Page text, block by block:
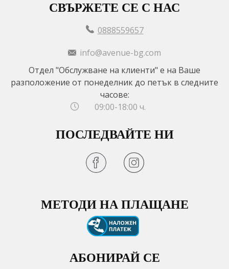
СВЪРЖЕТЕ СЕ С НАС
0888559657
info@avenue-bg.com
Отдел "Обслужване на клиенти" е на Ваше
разположение от понеделник до петък в следните
часове:
09:00-18:00 ч.
ПОСЛЕДВАЙТЕ НИ
МЕТОДИ НА ПЛАЩАНЕ
АБОНИРАЙ СЕ